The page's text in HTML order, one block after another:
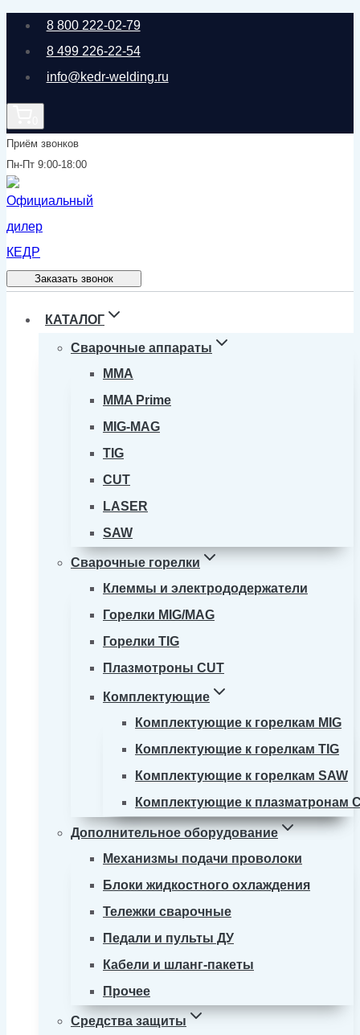
Перейти
содержимому
8 800 222-02-79
8 499 226-22-54
info@kedr-welding.ru
Приём звонков
Пн-Пт 9:00-18:00
Заказать звонок
КАТАЛОГ
Сварочные аппараты
MMA
MMA Prime
MIG-MAG
TIG
CUT
LASER
SAW
Сварочные горелки
Клеммы и электрододержатели
Горелки MIG/MAG
Горелки TIG
Плазмотроны CUT
Комплектующие
Комплектующие к горелкам MIG
Комплектующие к горелкам TIG
Комплектующие к горелкам SAW
Комплектующие к плазматронам
Дополнительное оборудование
Механизмы подачи проволоки
Блоки жидкостного охлаждения
Тележки сварочные
Педали и пульты ДУ
Кабели и шланг-пакеты
Прочее
Средства защиты